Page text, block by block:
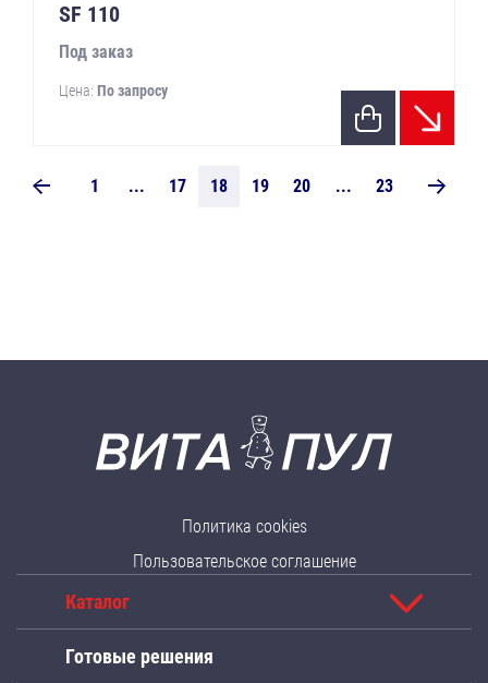
SF 110
Под заказ
Цена: По запросу
1 ... 17 18 19 20 ... 23
Политика cookies
Пользовательское соглашение
Каталог
Готовые решения